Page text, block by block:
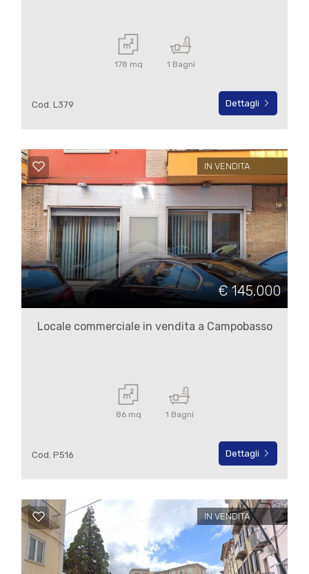
178 mq 1 Bagni
Cod. L379 Dettagli
IN VENDITA
€ 145.000
Locale commerciale in vendita a Campobasso
86 mq 1 Bagni
Cod. P516 Dettagli
IN VENDITA
4
5
5+
Bagni
minimi
4
5